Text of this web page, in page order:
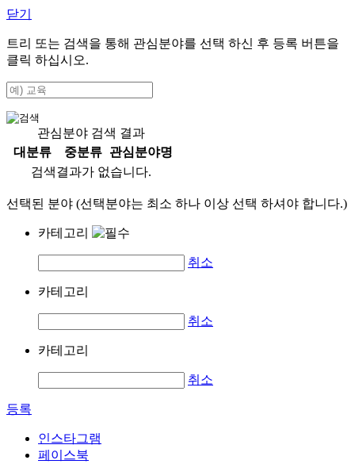
닫기
트리 또는 검색을 통해 관심분야를 선택 하신 후 등록 버튼을
클릭 하십시오.
관심분야 검색 결과
대분류
중분류
관심분야명
검색결과가 없습니다.
선택된 분야 (선택분야는 최소 하나 이상 선택 하셔야 합니다.)
카테고리
취소
카테고리
취소
카테고리
취소
등록
인스타그램
페이스북